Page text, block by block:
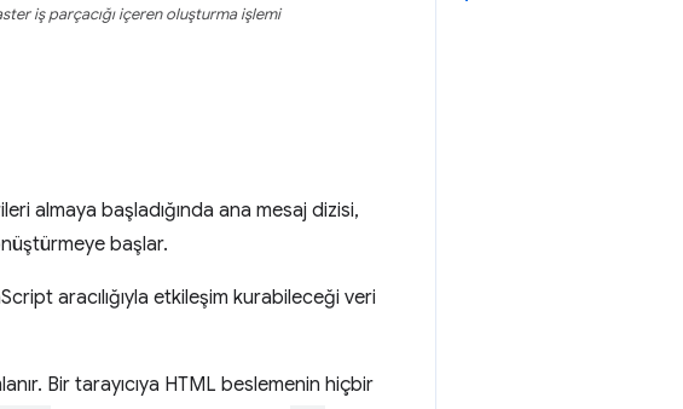
iş parçacığı içeren oluşturma işlemi
almaya başladığında ana mesaj dizisi,
başlar.
aracılığıyla etkileşim kurabileceği veri
Bir tarayıcıya HTML beslemenin hiçbir